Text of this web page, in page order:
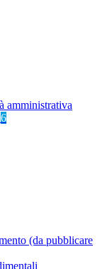
amministrativa
6
(da pubblicare